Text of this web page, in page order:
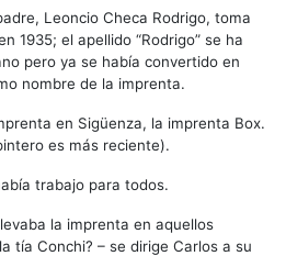
Leoncio Checa Rodrigo, toma
1935; el apellido “Rodrigo” se ha
pero ya se había convertido en
nombre de la imprenta.
en Sigüenza, la imprenta Box.
es más reciente).
trabajo para todos.
la imprenta en aquellos
tía Conchi? – se dirige Carlos a su